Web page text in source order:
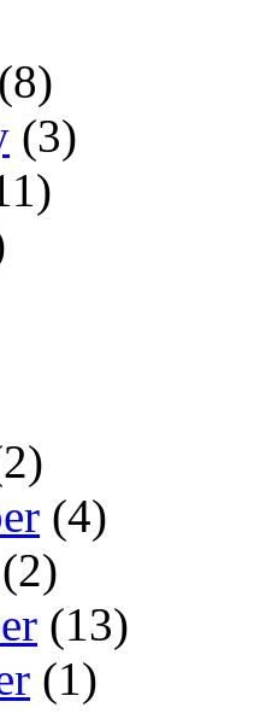
(8)
(3)
(4)
(2)
(13)
(1)